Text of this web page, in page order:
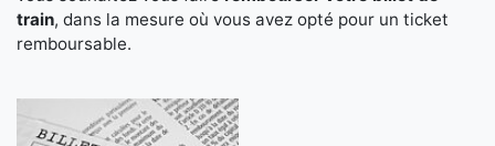
train, dans la mesure où vous avez opté pour un ticket
remboursable.